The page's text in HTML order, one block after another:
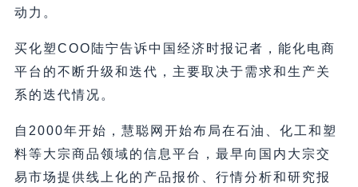
动力。
买化塑COO陆宁告诉中国经济时报记者，能化电商
平台的不断升级和迭代，主要取决于需求和生产关
系的迭代情况。
自2000年开始，慧聪网开始布局在石油、化工和塑
料等大宗商品领域的信息平台，最早向国内大宗交
易市场提供线上化的产品报价、行情分析和研究报